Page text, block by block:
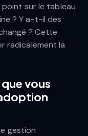
point sur le tableau
? Y a-t-il des
? Cette
radicalement la
vous
gestion